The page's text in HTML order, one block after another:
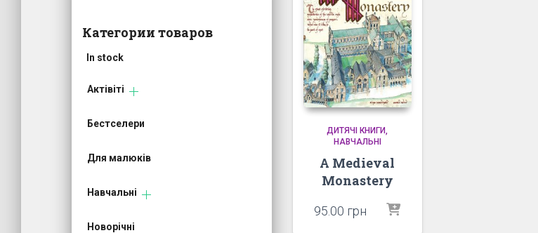
к
Категории товаров
In stock
Актівіті
Бестселери
Для малюків
Навчальні
Новорічні
ДИТЯЧІ КНИГИ
НАВЧАЛЬНІ
A Medieval
Monastery
95.00 грн